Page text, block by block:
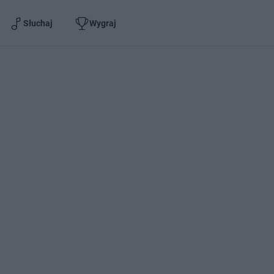
Słuchaj Wygraj